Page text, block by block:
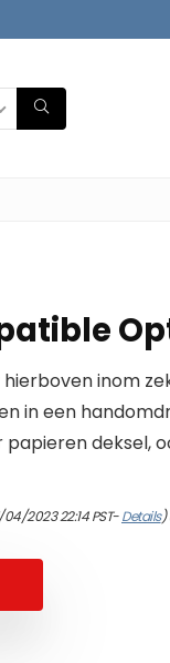
inom
in een
deksel,
2023 22:14 PST-Details)